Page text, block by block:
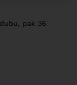
pak 36